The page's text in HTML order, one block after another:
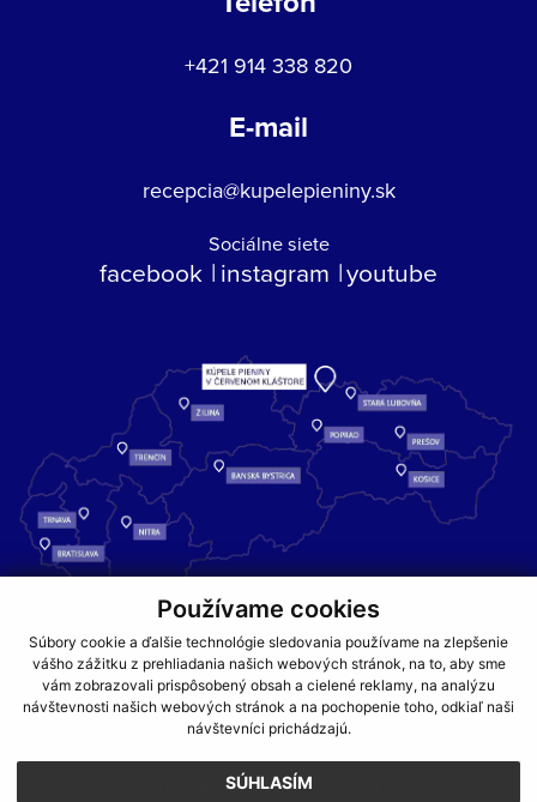
Používame cookies
Súbory cookie a ďalšie technológie sledovania používame na zlepšenie
vášho zážitku z prehliadania našich webových stránok, na to, aby sme
vám zobrazovali prispôsobený obsah a cielené reklamy, na analýzu
návštevnosti našich webových stránok a na pochopenie toho, odkiaľ naši
návštevníci prichádzajú.
SÚHLASÍM
+421 914 338 820
E-mail
recepcia@kupelepieniny.sk
Sociálne siete
facebook instagram youtube
Kúpele Pieniny – miesto, kde sa príroda stretáva s liečivou silou
vody a oddychom pre telo aj dušu.
GDPR COOKIES PARTNERI
JEDÁLNY LÍSTOK
CENNÍKY
NA ZAČIATOK STRÁNKY